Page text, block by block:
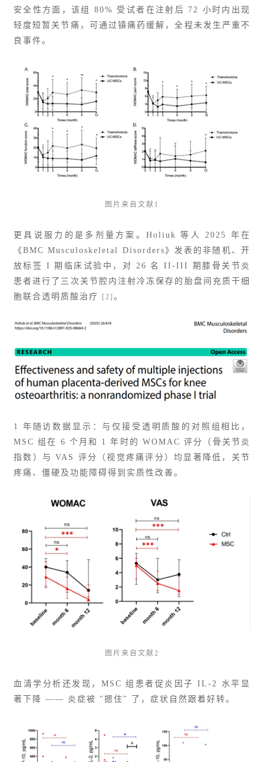
安全性方面，该组 80% 受试者在注射后 72 小时内出现
轻度短暂关节痛，可通过镇痛药缓解，全程未发生严重不
良事件。
图片来自文献1
更具说服力的是多剂量方案。Holiuk 等人 2025 年在
《BMC Musculoskeletal Disorders》发表的非随机、开
放标签 I 期临床试验中，对 26 名 II-III 期膝骨关节炎
患者进行了三次关节腔内注射冷冻保存的胎盘间充质干细
胞联合透明质酸治疗
[2] 。
1 年随访数据显示：与仅接受透明质酸的对照组相比，
MSC 组在 6 个月和 1 年时的 WOMAC 评分（骨关节炎
指数）与 VAS 评分（视觉疼痛评分）均显著降低，关节
疼痛、僵硬及功能障碍得到实质性改善。
图片来自文献2
血清学分析还发现，MSC 组患者促炎因子 IL-2 水平显
著下降 —— 炎症被 "摁住" 了，症状自然跟着好转。